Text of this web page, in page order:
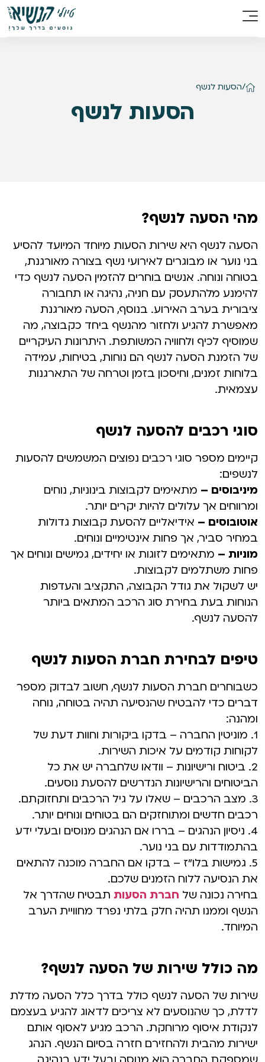
/הסעות לנשף
הסעות לנשף
מהי הסעה לנשף?
הסעה לנשף היא שירות הסעות מיוחד המיועד להסיע
בני נוער או מבוגרים לאירועי נשף בצורה מאורגנת,
בטוחה ונוחה. אנשים בוחרים להזמין הסעה לנשף כדי
להימנע מלהתעסק עם חניה, נהיגה או תחבורה
ציבורית בערב האירוע. בנוסף, הסעה מאורגנת
מאפשרת להגיע ולחזור מהנשף ביחד כקבוצה, מה
שמוסיף לכיף ולחוויה המשותפת. היתרונות העיקריים
של הזמנת הסעה לנשף הם נוחות, בטיחות, עמידה
בלוחות זמנים, וחיסכון בזמן וטרחה של התארגנות
עצמאית.
סוגי רכבים להסעה לנשף
קיימים מספר סוגי רכבים נפוצים המשמשים להסעות
לנשפים:
מיניבוסים – מתאימים לקבוצות בינוניות, נוחים
ומרווחים אך עלולים להיות יקרים יותר.
אוטובוסים – אידיאליים להסעת קבוצות גדולות
במחיר סביר, אך פחות אינטימיים ונוחים.
מוניות – מתאימים לזוגות או יחידים, גמישים ונוחים אך
פחות משתלמים לקבוצות.
יש לשקול את גודל הקבוצה, התקציב והעדפות
הנוחות בעת בחירת סוג הרכב המתאים ביותר
להסעה לנשף.
טיפים לבחירת חברת הסעות לנשף
כשבוחרים חברת הסעות לנשף, חשוב לבדוק מספר
דברים כדי להבטיח שהנסיעה תהיה בטוחה, נוחה
ומהנה:
1. מוניטין החברה – בדקו ביקורות וחוות דעת של
לקוחות קודמים על איכות השירות.
2. ביטוח ורישיונות – וודאו שלחברה יש את כל
הביטוחים והרישיונות הנדרשים להסעת נוסעים.
3. מצב הרכבים – שאלו על גיל הרכבים ותחזוקתם.
רכבים חדשים ומתוחזקים הם בטוחים ונוחים יותר.
4. ניסיון הנהגים – בררו אם הנהגים מנוסים ובעלי ידע
בהתמודדות עם בני נוער.
5. גמישות בלו"ז – בדקו אם החברה מוכנה להתאים
את הנסיעה ללוח הזמנים שלכם.
בחירה נכונה של חברת הסעות תבטיח שהדרך אל
הנשף וממנו תהיה חלק בלתי נפרד מחוויית הערב
המיוחד.
מה כולל שירות של הסעה לנשף?
שירות של הסעה לנשף כולל בדרך כלל הסעה מדלת
לדלת, כך שהנוסעים לא צריכים לדאוג להגיע בעצמם
לנקודת איסוף מרוחקת. הרכב מגיע לאסוף אותם
ישירות מהבית ולהחזירם חזרה בסיום הנשף. הנהג